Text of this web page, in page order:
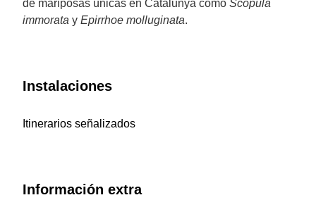
de mariposas únicas en Catalunya como Scopula
immorata y Epirrhoe molluginata.
Instalaciones
Itinerarios señalizados
Información extra